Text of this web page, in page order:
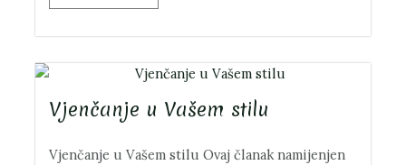
Vjenčanje u Vašem stilu
Vjenčanje u Vašem stilu Ovaj članak namijenjen